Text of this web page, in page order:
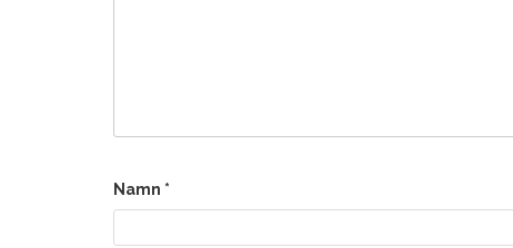
Namn *